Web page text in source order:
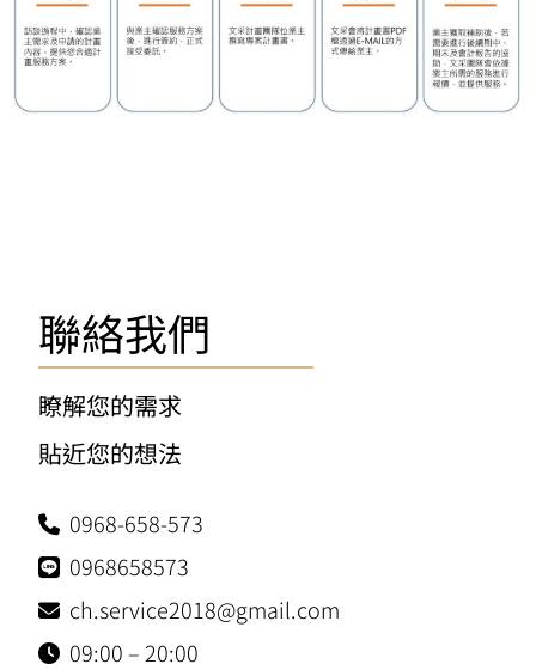
聯絡我們
瞭解您的需求
貼近您的想法
0968-658-573
0968658573
ch.service2018@gmail.com
09:00 – 20:00